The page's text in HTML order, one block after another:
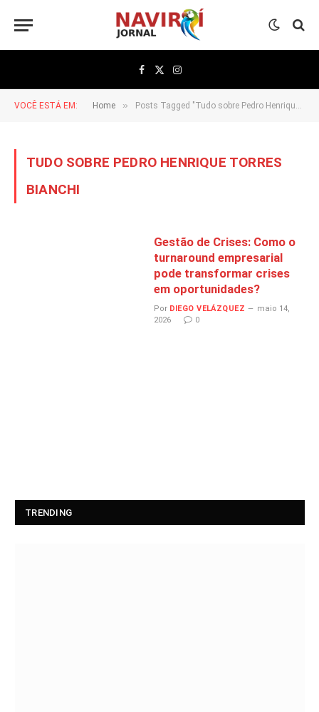
Facebook
X
(Twitter)
Instagram
VOCÊ ESTÁ EM: Home » Posts Tagged "Tudo sobre Pedro Henrique Torres Bianchi"
TUDO SOBRE PEDRO HENRIQUE TORRES
BIANCHI
Gestão de Crises: Como o
turnaround empresarial
pode transformar crises
em oportunidades?
Por DIEGO VELÁZQUEZ
maio 14,
2026
0
TRENDING